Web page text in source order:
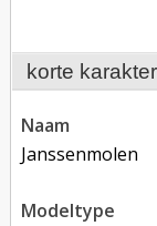
korte
naam
Janssenmolen
modeltype